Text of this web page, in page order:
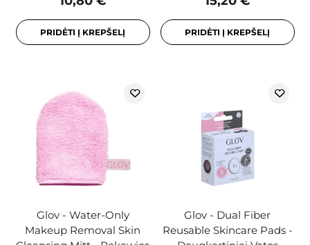
PRIDĖTI Į KREPŠELĮ PRIDĖTI Į KREPŠELĮ
Glov - Water-Only
Makeup Removal Skin
Glov - Dual Fiber
Reusable Skincare Pads -